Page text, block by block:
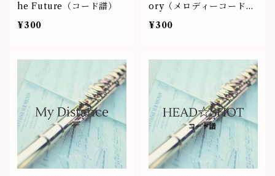
he Future（コード譜）
¥300
ory（メロディーコード
譜）
¥300